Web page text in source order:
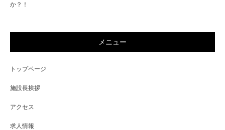
か？！
メニュー
トップページ
施設長挨拶
アクセス
求人情報